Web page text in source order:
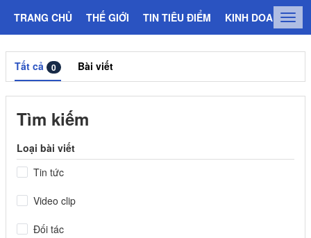
TRANG CHỦ THẾ GIỚI TIN TIÊU ĐIỂM KINH DOANH
Tất cả 0 Bài viết
Tìm kiếm
Loại bài viết
Tin tức
Video clip
Đối tác